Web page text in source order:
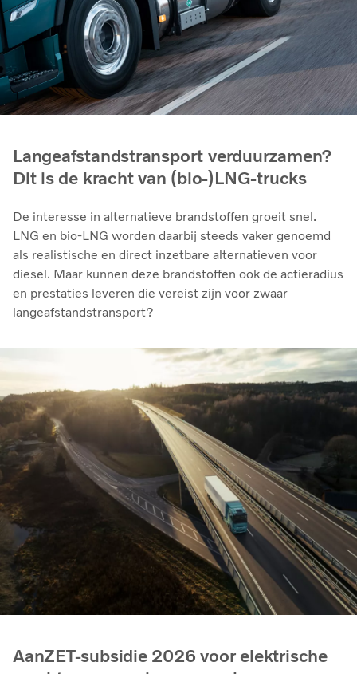
Langeafstandstransport verduurzamen?
Dit is de kracht van (bio-)LNG-trucks
De interesse in alternatieve brandstoffen groeit snel.
LNG en bio‑LNG worden daarbij steeds vaker genoemd
als realistische en direct inzetbare alternatieven voor
diesel. Maar kunnen deze brandstoffen ook de actieradius
en prestaties leveren die vereist zijn voor zwaar
langeafstandstransport?
AanZET-subsidie 2026 voor elektrische